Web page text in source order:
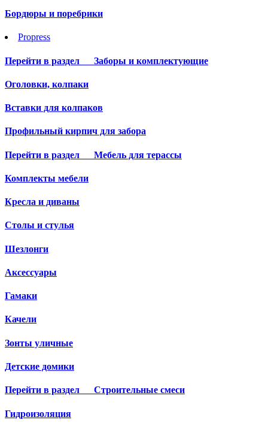
Бордюры и поребрики
Propress
Перейти в раздел Заборы и комплектующие
Оголовки, колпаки
Вставки для колпаков
Профильный кирпич для забора
Перейти в раздел Мебель для терассы
Комплекты мебели
Кресла и диваны
Столы и стулья
Шезлонги
Аксессуары
Гамаки
Качели
Зонты уличные
Детские домики
Перейти в раздел Строительные смеси
Гидроизоляция